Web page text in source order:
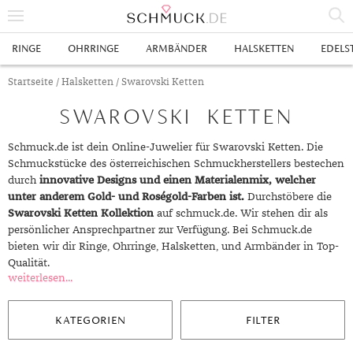
% SALE
SCHMUCK
HERRENRINGE
SWAROVSKI RINGE
GELBGOLD RINGE
ROTGOLD RINGE
WEISSGOLD RINGE
EDELSTAHLRINGE
SILBERRINGE
PLATINRINGE
OHRRINGE
OHRHÄNGER
CREOLEN
SILBEROHRRINGE
GOLDOHRRINGE
ARMBÄNDER
DIAMANTANHÄNGER
EDELSTAHLARMBÄNDER
FREUNDSCHAFTSARMBÄNDER
HALSKETTEN
EDELSTAHLKETTEN
GOLDKETTEN
SILBERKETTEN
EDELSTEINE & METALLE
EDELSTEINE
ACHAT
METALLE & LEGIERUNGEN
UHREN
DAMENUHREN
ANHÄNGER
RINGE OHRRINGE ARMBÄNDER HALSKETTEN
Startseite / Halsketten / Swarovski Ketten
SWAROVSKI KETTEN
Schmuck.de ist dein Online-Juwelier für Swarovski Ketten. Die
Schmuckstücke des österreichischen Schmuckherstellers bestechen
durch innovative Designs und einen Materialenmix, welcher
unter anderem Gold- und Roségold-Farben ist. Durchstöbere die
Swarovski Ketten Kollektion auf schmuck.de. Wir stehen dir als
persönlicher Ansprechpartner zur Verfügung. Bei Schmuck.de
bieten wir dir Ringe, Ohrringe, Halsketten, und Armbänder in Top-
Qualität.
weiterlesen...
KATEGORIEN FILTER